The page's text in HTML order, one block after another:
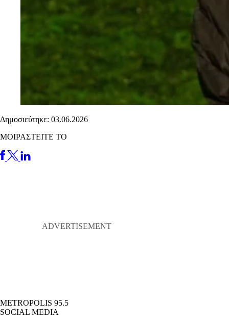
Δημοσιεύτηκε: 03.06.2026
ΜΟΙΡΑΣΤΕΙΤΕ ΤΟ
METROPOLIS 95.5
SOCIAL MEDIA